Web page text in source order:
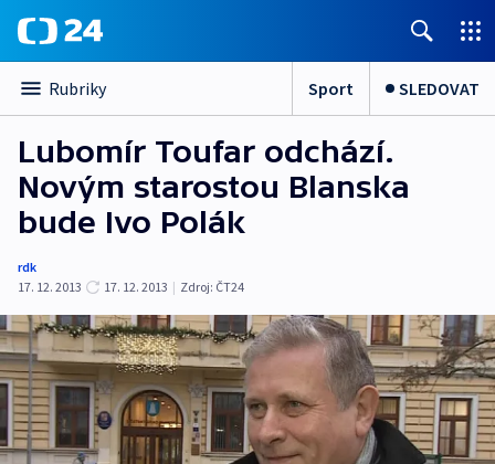
Rubriky Sport SLEDOVAT
Lubomír Toufar odchází.
Novým starostou Blanska
bude Ivo Polák
rdk
17. 12. 2013
17. 12. 2013 | Zdroj: ČT24